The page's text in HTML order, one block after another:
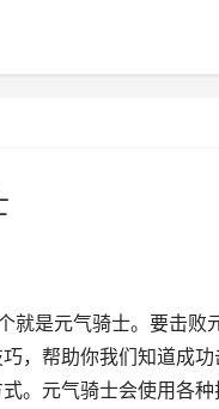
就是元气骑士。要击败
，帮助你我们知道成
。元气骑士会使用各